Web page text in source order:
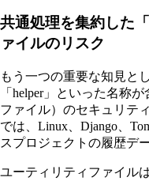
共通処理を集約した
ァイルのリスク
もう一つの重要な知見と
「helper」といった名称
ファイル）のセキュリテ
では、Linux、Django、
スプロジェクトの履歴デ
ユーティリティファイル